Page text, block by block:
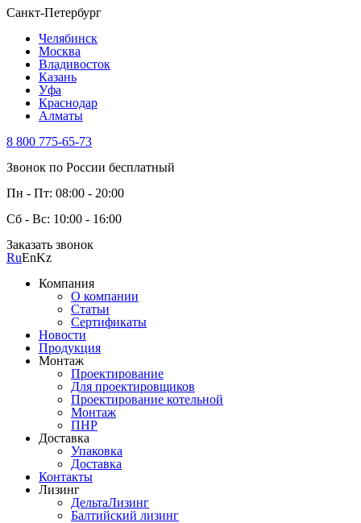
Санкт-Петербург
Челябинск
Москва
Владивосток
Казань
Уфа
Краснодар
Алматы
8 800 775-65-73
Звонок по России бесплатный
Пн - Пт: 08:00 - 20:00
Сб - Вс: 10:00 - 16:00
Заказать звонок
RuEnKz
Компания
О компании
Статьи
Сертификаты
Новости
Продукция
Монтаж
Проектирование
Для проектировщиков
Проектирование котельной
Монтаж
ПНР
Доставка
Упаковка
Доставка
Контакты
Лизинг
ДельтаЛизинг
Балтийский лизинг